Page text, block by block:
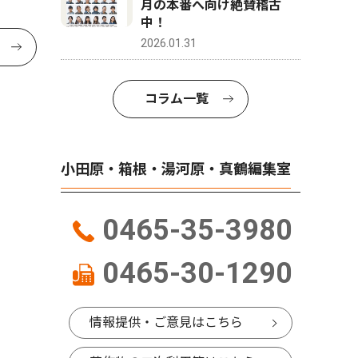
月の本番へ向け絶賛稽古
中！
2026.01.31
コラム一覧
小田原・箱根・湯河原・真鶴編集室
0465-35-3980
0465-30-1290
情報提供・ご意見はこちら